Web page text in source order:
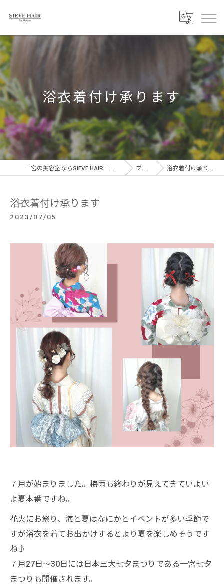
浴衣着付け承ります
一宮の美容室ならSIEVE HAIR 一宮駅前店 ブログ 浴衣着付け承ります
浴衣着付け承ります
2023/07/05
７月が始まりました。梅雨も終わりが見えてきていよい
よ夏本番ですね。
花火にお祭り、海と夏はなにかとイベントが多い季節で
すが浴衣を着てお出かけするとより夏を楽しめそうです
ね♪
７月27日～30日には日本三大七夕まつりである一宮七夕
まつりも開催されます。